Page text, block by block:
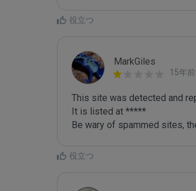
役立つ
MarkGiles
15年前
This site was detected and
It is listed at *****
Be wary of spammed sites,
役立つ